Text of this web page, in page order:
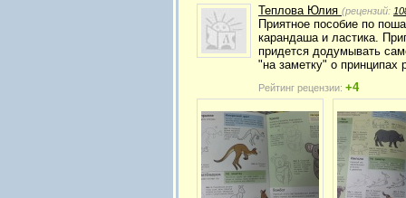
Теплова Юлия (рецензий:
Приятное пособие по
карандаша и ластика.
придется додумывать
"на заметку" о принципах
Рейтинг рецензии: +4